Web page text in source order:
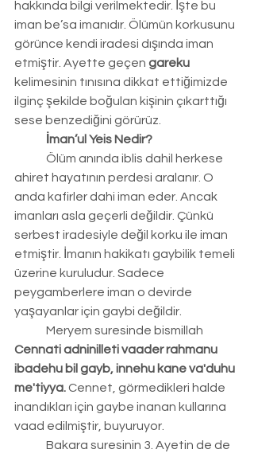
hakkında bilgi verilmektedir. İşte bu
iman be’sa imanıdır. Ölümün korkusunu
görünce kendi iradesi dışında iman
etmiştir. Ayette geçen gareku
kelimesinin tınısına dikkat ettiğimizde
ilginç şekilde boğulan kişinin çıkarttığı
sese benzediğini görürüz.
	İman’ul Yeis Nedir?
ahiret hayatının perdesi aralanır. O
anda kafirler dahi iman eder. Ancak
imanları asla geçerli değildir. Çünkü
serbest iradesiyle değil korku ile iman
etmiştir. İmanın hakikatı gaybilik temeli
üzerine kuruludur. Sadece
peygamberlere iman o devirde
yaşayanlar için gaybi değildir.
	Meryem suresinde bismillah
Cennati adninilleti vaader rahmanu
ibadehu bil gayb, innehu kane va'duhu
me'tiyya. Cennet, görmedikleri halde
inandıkları için gaybe inanan kullarına
vaad edilmiştir, buyuruyor.